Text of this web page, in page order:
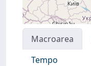
Macroarea
Tempo